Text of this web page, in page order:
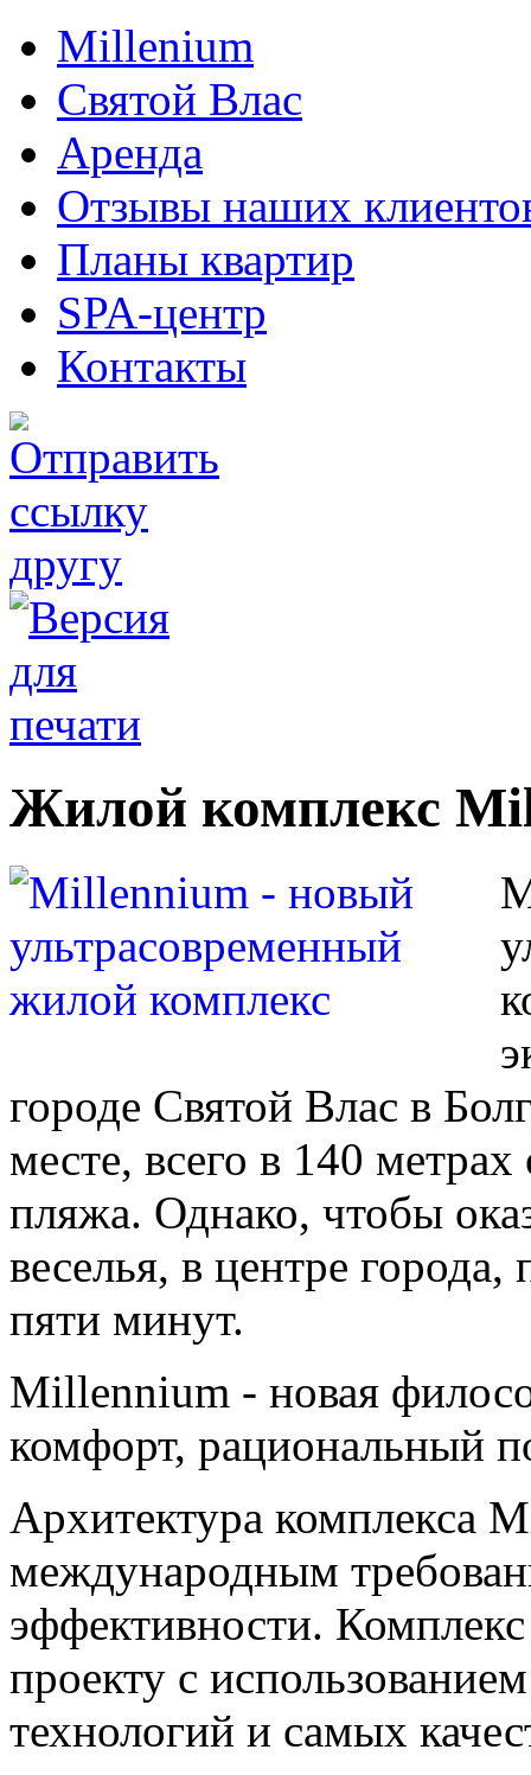
Millenium
Святой Влас
Аренда
Отзывы наших
Планы квартир
SPA-центр
Контакты
Жилой комплекс
городе Святой Влас в
месте, всего в 140 метрах
пляжа. Однако, чтобы
веселья, в центре
пяти минут.
Millennium - новая
комфорт, рациональный
Архитектура комплекса
международным
эффективности.
проекту с
технологий и самых